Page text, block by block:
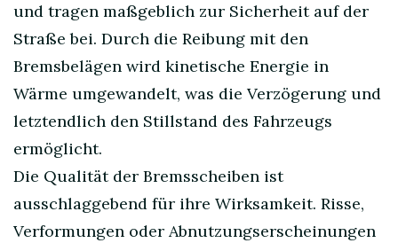
und tragen maßgeblich zur Sicherheit auf der
Straße bei. Durch die Reibung mit den
Bremsbelägen wird kinetische Energie in
Wärme umgewandelt, was die Verzögerung und
letztendlich den Stillstand des Fahrzeugs
ermöglicht.
Die Qualität der Bremsscheiben ist
ausschlaggebend für ihre Wirksamkeit. Risse,
Verformungen oder Abnutzungserscheinungen